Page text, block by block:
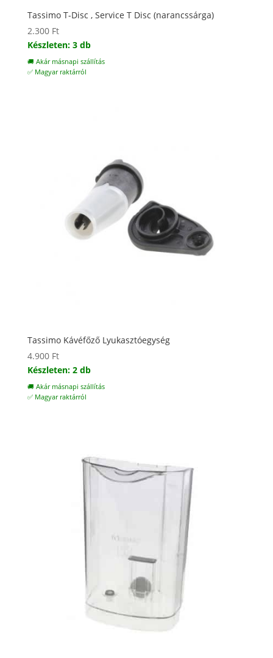
Tassimo T-Disc , Service T Disc (narancssárga)
2.300 Ft
Készleten: 3 db
🚚 Akár másnapi szállítás
✅ Magyar raktárról
Tassimo Kávéfőző Lyukasztóegység
4.900 Ft
Készleten: 2 db
🚚 Akár másnapi szállítás
✅ Magyar raktárról